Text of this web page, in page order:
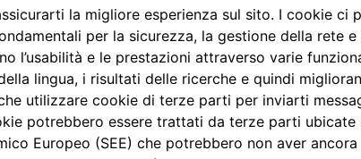
® EVENTI
SCOPRI DI PIÙ